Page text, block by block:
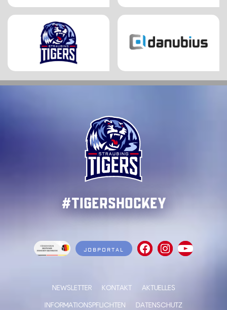
#TigersHockey
JOBPORTAL
NEWSLETTER KONTAKT
AKTUELLES
INFORMATIONSPFLICHTEN
DATENSCHUTZ